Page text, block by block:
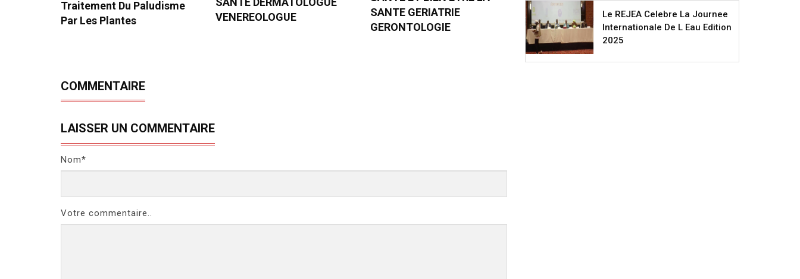
Traitement Du Paludisme
Par Les Plantes
VENEREOLOGUE
SANTE GERIATRIE
GERONTOLOGIE
COMMENTAIRE
LAISSER UN COMMENTAIRE
Nom*
Votre commentaire..
Le REJEA Celebre La Journee
Internationale De L Eau Edition
2025